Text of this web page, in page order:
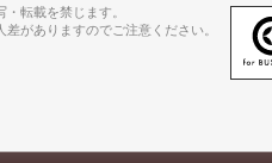
転載を禁じます。
がありますのでご注意ください。